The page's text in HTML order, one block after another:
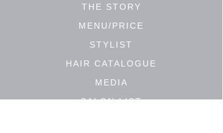
THE STORY
MENU/PRICE
STYLIST
HAIR CATALOGUE
MEDIA
SALON LIST